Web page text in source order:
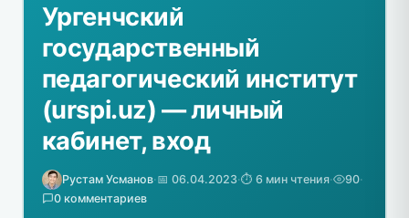
Ургенчский
государственный
педагогический институт
(urspi.uz) — личный
кабинет, вход
Рустам Усманов·📅 06.04.2023·⏱️ 6 мин чтения· 90·
0 комментариев